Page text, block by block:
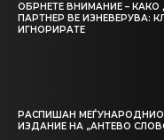
ОБРНЕТЕ ВНИМАНИЕ –
ПАРТНЕР ВЕ ИЗНЕВЕРУВА:
ИГНОРИРАТЕ
РАСПИШАН
ИЗДАНИЕ НА „АНТЕВО